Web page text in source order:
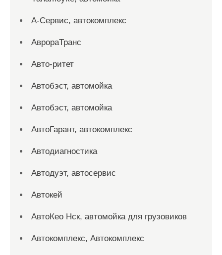
А-Сервис, автокомплекс
АврораТранс
Авто-ритет
Автобэст, автомойка
Автобэст, автомойка
АвтоГарант, автокомплекс
Автодиагностика
Автодуэт, автосервис
Автокей
АвтоКео Нск, автомойка для грузовиков
Автокомплекс, Автокомплекс